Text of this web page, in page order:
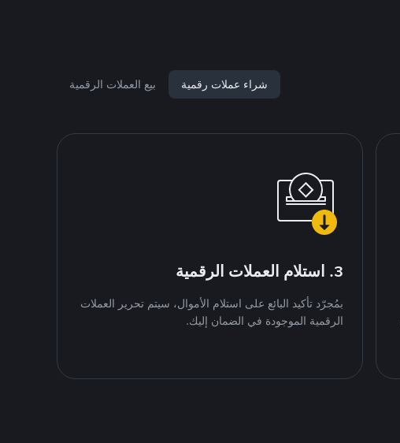
شراء عملات رقمية بيع العملات الرقمية
3. استلام العملات الرقمية
بمُجرّد تأكيد البائع على استلام الأموال، سيتم تحرير العملات
الرقمية الموجودة في الضمان إليك.